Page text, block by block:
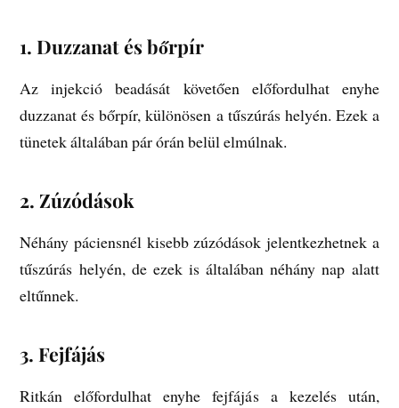
1. Duzzanat és bőrpír
Az injekció beadását követően előfordulhat enyhe
duzzanat és bőrpír, különösen a tűszúrás helyén. Ezek a
tünetek általában pár órán belül elmúlnak.
2. Zúzódások
Néhány páciensnél kisebb zúzódások jelentkezhetnek a
tűszúrás helyén, de ezek is általában néhány nap alatt
eltűnnek.
3. Fejfájás
Ritkán előfordulhat enyhe fejfájás a kezelés után,